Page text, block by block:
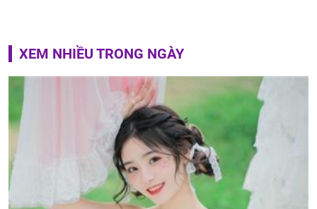
XEM NHIỀU TRONG NGÀY